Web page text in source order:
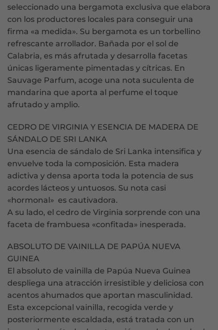
seleccionado una bergamota exclusiva que elabora
con los productores locales para conseguir una
firma «a medida». Su bergamota es un torbellino
refrescante arrollador. Bañada por el sol de
Calabria, es más afrutada y desarrolla facetas
únicas ligeramente pimentadas y cítricas. En
Sauvage Parfum, acoge una nota suculenta de
mandarina que aporta al perfume el toque
afrutado y amplio.
CEDRO DE VIRGINIA Y ESENCIA DE MADERA DE
SÁNDALO DE SRI LANKA
Una esencia de sándalo de Sri Lanka intensifica y
envuelve toda la composición. Esta madera
adictiva y densa aporta toda la potencia de sus
acordes lácteos y untuosos. Su nota casi
«hormonal» es cautivadora.
A su lado, el cedro de Virginia sorprende con una
faceta de frambuesa «confitada» inesperada.
ABSOLUTO DE VAINILLA DE PAPÚA NUEVA
GUINEA
El absoluto de vainilla de Papúa Nueva Guinea
despliega una atracción irresistible y deliciosa con
acentos ahumados que aportan masculinidad.
Esta excepcional vainilla, recogida verde y
posteriormente escaldada, está tratada con un